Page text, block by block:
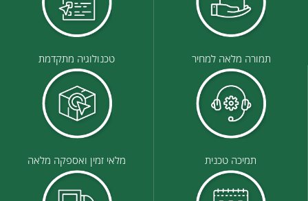
תמורה מלאה למחיר טכנולוגיה מתקדמת
תמיכה טכנית מלאי זמין ואספקה מלאה